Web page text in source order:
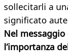
sollecitarli a
significato
Nel
l’importanza